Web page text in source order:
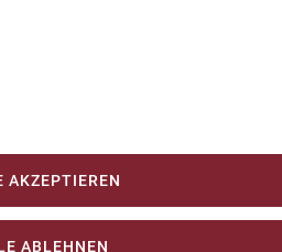
Modellbau Farben - Bringen Sie Farbe ins
AKZEPTIEREN
ABLEHNEN